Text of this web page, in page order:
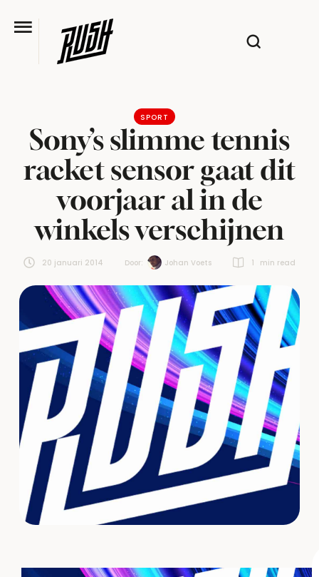
SPORT
Sony’s slimme tennis
racket sensor gaat dit
voorjaar al in de
winkels verschijnen
20 januari 2014 Door: Johan Voets 1 min read